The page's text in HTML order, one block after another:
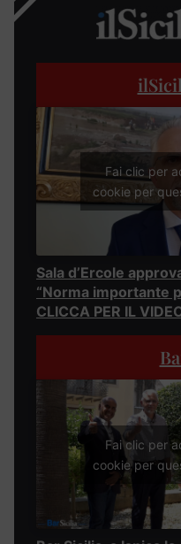
Fai clic per
cookie per
Sala d’Ercole
“Norma importante
CLICCA PER IL
Fai clic per
cookie per